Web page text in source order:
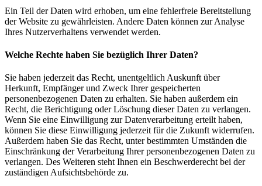
Ein Teil der Daten wird erhoben, um eine fehlerfreie Bereitstellung
der Website zu gewährleisten. Andere Daten können zur Analyse
Ihres Nutzerverhaltens verwendet werden.
Welche Rechte haben Sie bezüglich Ihrer Daten?
Sie haben jederzeit das Recht, unentgeltlich Auskunft über
Herkunft, Empfänger und Zweck Ihrer gespeicherten
personenbezogenen Daten zu erhalten. Sie haben außerdem ein
Recht, die Berichtigung oder Löschung dieser Daten zu verlangen.
Wenn Sie eine Einwilligung zur Datenverarbeitung erteilt haben,
können Sie diese Einwilligung jederzeit für die Zukunft widerrufen.
Außerdem haben Sie das Recht, unter bestimmten Umständen die
Einschränkung der Verarbeitung Ihrer personenbezogenen Daten zu
verlangen. Des Weiteren steht Ihnen ein Beschwerderecht bei der
zuständigen Aufsichtsbehörde zu.